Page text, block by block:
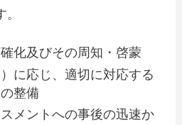
化及びその周知・啓蒙
に応じ、適切に対応する
整備
メントへの事後の迅速か